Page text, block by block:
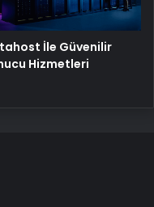
İle Güvenilir
Hizmetleri